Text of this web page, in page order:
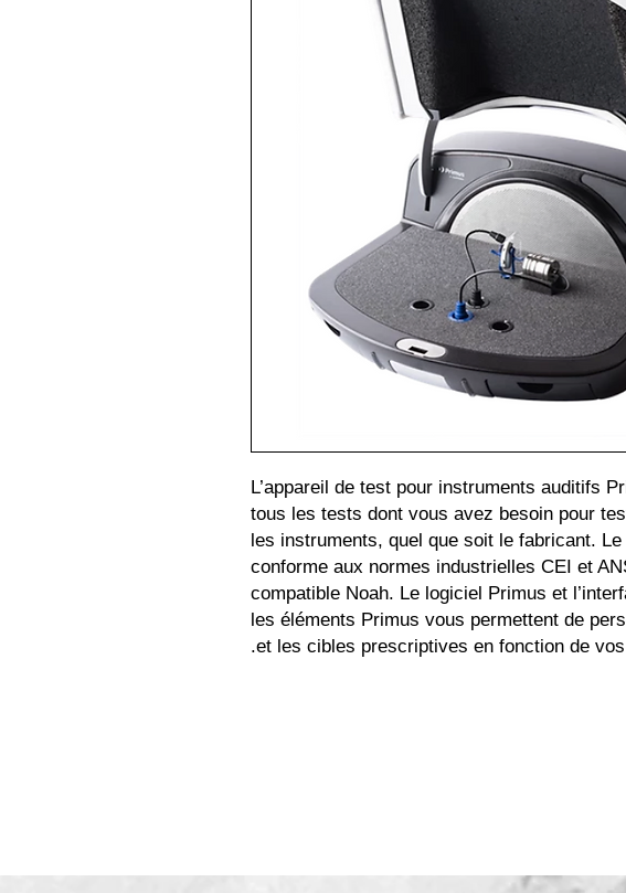
L’appareil de test pour instruments auditifs
tous les tests dont vous avez besoin pour
les instruments, quel que soit le fabricant.
conforme aux normes industrielles CEI et
compatible Noah. Le logiciel Primus et
les éléments Primus vous permettent de
et les cibles prescriptives en fonction de vos